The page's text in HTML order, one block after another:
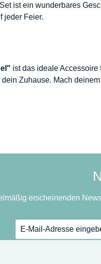
ist ein wunderbares
jeder Feier.
ist das ideale Accessoire
Zuhause. Mach
erscheinenden